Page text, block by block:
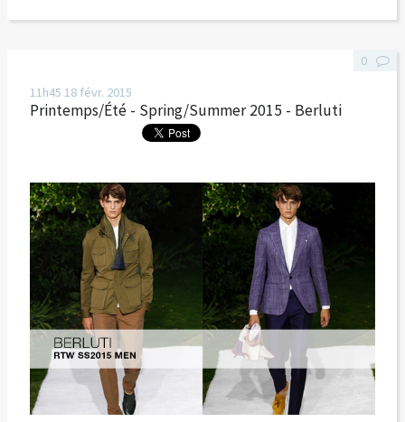
11h45 18 févr. 2015
Printemps/Été - Spring/Summer 2015 - Berluti
0